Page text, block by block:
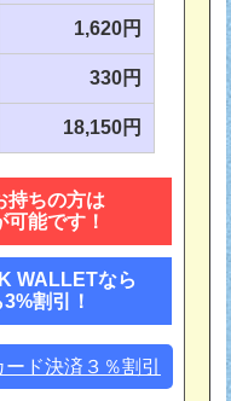
1,620円
330円
18,150円
持ちの方は
能です！
WALLETなら
割引！
ド決済３％割引